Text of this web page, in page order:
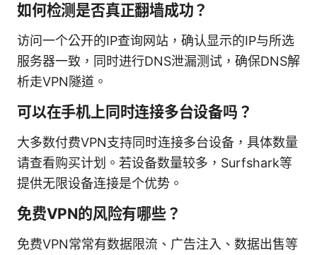
如何检测是否真正翻墙成功？
访问一个公开的IP查询网站，确认显示的IP与所选
服务器一致，同时进行DNS泄漏测试，确保DNS解
析走VPN隧道。
可以在手机上同时连接多台设备吗？
大多数付费VPN支持同时连接多台设备，具体数量
请查看购买计划。若设备数量较多，Surfshark等
提供无限设备连接是个优势。
免费VPN的风险有哪些？
免费VPN常常有数据限流、广告注入、数据出售等